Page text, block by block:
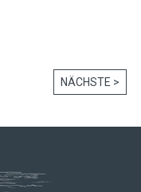
NÄCHSTE >